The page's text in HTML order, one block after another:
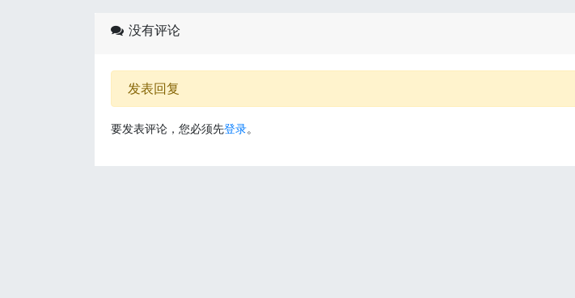
没有评论
发表回复
要发表评论，您必须先登录。